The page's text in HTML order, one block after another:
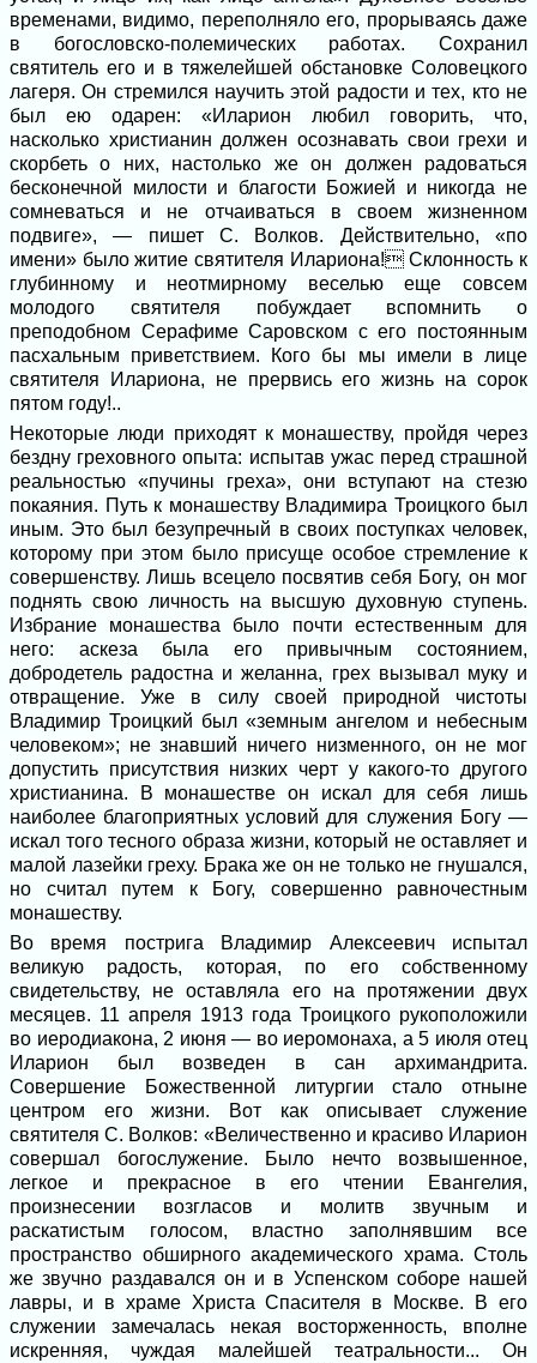
временами, видимо, переполняло его, прорываясь даже
в богословско-полемических работах. Сохранил
святитель его и в тяжелейшей обстановке Соловецкого
лагеря. Он стремился научить этой радости и тех, кто не
был ею одарен: «Иларион любил говорить, что,
насколько христианин должен осознавать свои грехи и
скорбеть о них, настолько же он должен радоваться
бесконечной милости и благости Божией и никогда не
сомневаться и не отчаиваться в своем жизненном
подвиге», — пишет С. Волков. Действительно, «по
имени» было житие святителя Илариона! Склонность к
глубинному и неотмирному веселью еще совсем
молодого святителя побуждает вспомнить о
преподобном Серафиме Саровском с его постоянным
пасхальным приветствием. Кого бы мы имели в лице
святителя Илариона, не прервись его жизнь на сорок
пятом году!..
Некоторые люди приходят к монашеству, пройдя через
бездну греховного опыта: испытав ужас перед страшной
реальностью «пучины греха», они вступают на стезю
покаяния. Путь к монашеству Владимира Троицкого был
иным. Это был безупречный в своих поступках человек,
которому при этом было присуще особое стремление к
совершенству. Лишь всецело посвятив себя Богу, он мог
поднять свою личность на высшую духовную ступень.
Избрание монашества было почти естественным для
него: аскеза была его привычным состоянием,
добродетель радостна и желанна, грех вызывал муку и
отвращение. Уже в силу своей природной чистоты
Владимир Троицкий был «земным ангелом и небесным
человеком»; не знавший ничего низменного, он не мог
допустить присутствия низких черт у какого-то другого
христианина. В монашестве он искал для себя лишь
наиболее благоприятных условий для служения Богу —
искал того тесного образа жизни, который не оставляет и
малой лазейки греху. Брака же он не только не гнушался,
но считал путем к Богу, совершенно равночестным
монашеству.
Во время пострига Владимир Алексеевич испытал
великую радость, которая, по его собственному
свидетельству, не оставляла его на протяжении двух
месяцев. 11 апреля 1913 года Троицкого рукоположили
во иеродиакона, 2 июня — во иеромонаха, а 5 июля отец
Иларион был возведен в сан архимандрита.
Совершение Божественной литургии стало отныне
центром его жизни. Вот как описывает служение
святителя С. Волков: «Величественно и красиво Иларион
совершал богослужение. Было нечто возвышенное,
легкое и прекрасное в его чтении Евангелия,
произнесении возгласов и молитв звучным и
раскатистым голосом, властно заполнявшим все
пространство обширного академического храма. Столь
же звучно раздавался он и в Успенском соборе нашей
лавры, и в храме Христа Спасителя в Москве. В его
служении замечалась некая восторженность, вполне
искренняя, чуждая малейшей театральности... Он